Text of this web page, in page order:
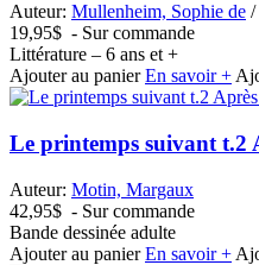
Auteur: Mullenheim, Sophie de /
19,95$ - Sur commande
Littérature – 6 ans et +
Ajouter au panier En savoir +
Le printemps suivant t.2
Auteur: Motin, Margaux
42,95$ - Sur commande
Bande dessinée adulte
Ajouter au panier En savoir +